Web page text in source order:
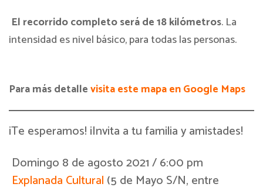
El recorrido completo será de 18 kilómetros. La
intensidad es nivel básico, para todas las personas.
Para más detallevisita este mapa en Google Maps
¡Te esperamos! ¡Invita a tu familia y amistades!
Domingo 8 de agosto 2021 / 6:00 pm
Explanada Cultural (5 de Mayo S/N, entre